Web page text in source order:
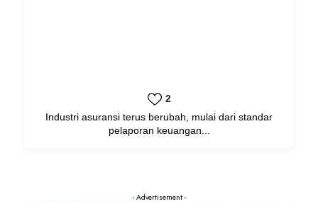
2
Industri asuransi terus berubah, mulai dari standar
pelaporan keuangan...
- Advertisement -